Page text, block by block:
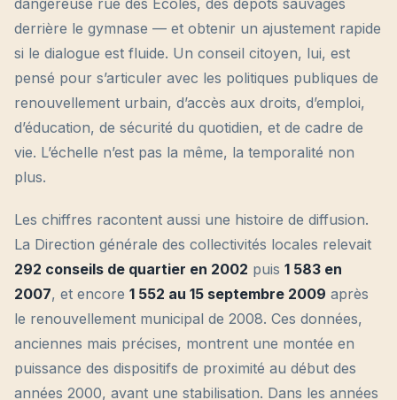
dangereuse rue des Écoles, des dépôts sauvages
derrière le gymnase — et obtenir un ajustement rapide
si le dialogue est fluide. Un conseil citoyen, lui, est
pensé pour s’articuler avec les politiques publiques de
renouvellement urbain, d’accès aux droits, d’emploi,
d’éducation, de sécurité du quotidien, et de cadre de
vie. L’échelle n’est pas la même, la temporalité non
plus.
Les chiffres racontent aussi une histoire de diffusion.
La Direction générale des collectivités locales relevait
292 conseils de quartier en 2002 puis 1 583 en
2007, et encore 1 552 au 15 septembre 2009 après
le renouvellement municipal de 2008. Ces données,
anciennes mais précises, montrent une montée en
puissance des dispositifs de proximité au début des
années 2000, avant une stabilisation. Dans les années